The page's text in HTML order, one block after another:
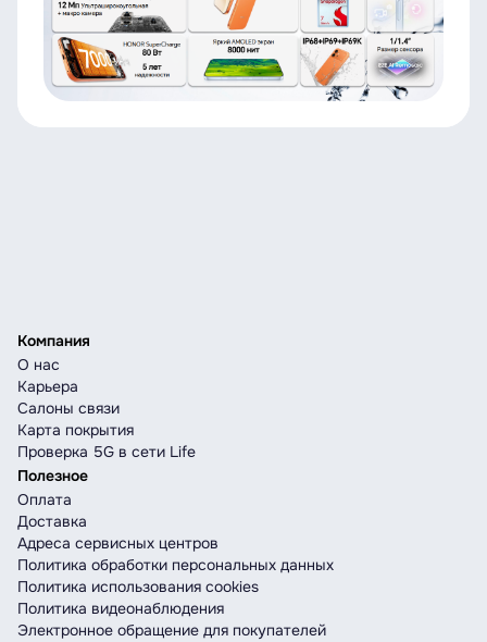
Компания
О нас
Карьера
Салоны связи
Карта покрытия
Проверка 5G в сети Life
Полезное
Оплата
Доставка
Адреса сервисных центров
Политика обработки персональных данных
Политика использования cookies
Политика видеонаблюдения
Электронное обращение для покупателей